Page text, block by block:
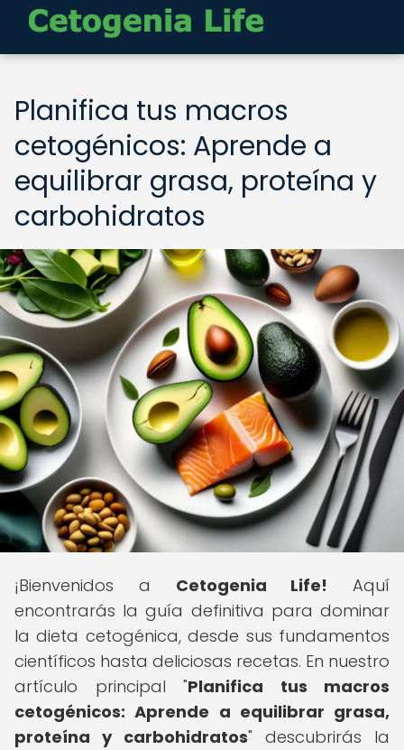
Planifica tus macros
cetogénicos: Aprende a
equilibrar grasa, proteína y
carbohidratos
¡Bienvenidos a Cetogenia Life! Aquí
encontrarás la guía definitiva para dominar
la dieta cetogénica, desde sus fundamentos
científicos hasta deliciosas recetas. En nuestro
artículo principal "Planifica tus macros
cetogénicos: Aprende a equilibrar grasa,
proteína y carbohidratos" descubrirás la